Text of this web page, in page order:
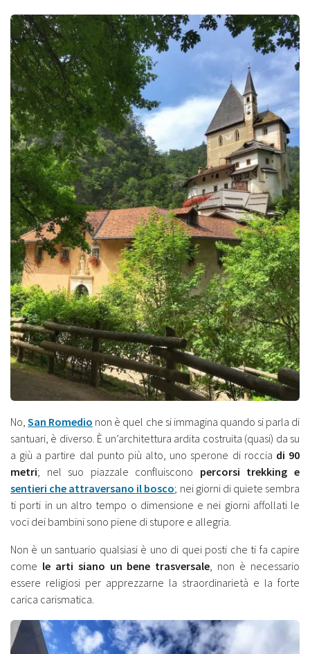
No,San Romedio non è quel che si immagina quando si parla di
santuari, è diverso. È un’architettura ardita costruita (quasi) da su
a giù a partire dal punto più alto, uno sperone di roccia di 90
metri; nel suo piazzale confluiscono percorsi trekking e
sentieri che attraversano il bosco; nei giorni di quiete sembra
ti porti in un altro tempo o dimensione e nei giorni affollati le
voci dei bambini sono piene di stupore e allegria.
Non è un santuario qualsiasi è uno di quei posti che ti fa capire
come le arti siano un bene trasversale, non è necessario
essere religiosi per apprezzarne la straordinarietà e la forte
carica carismatica.